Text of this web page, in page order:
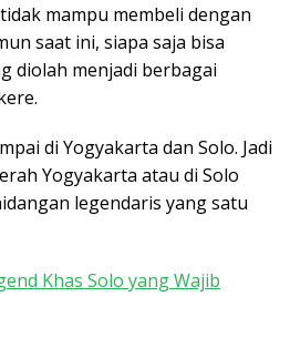
mampu membeli dengan
saat ini, siapa saja bisa
diolah menjadi berbagai
di Yogyakarta dan Solo. Jadi
Yogyakarta atau di Solo
legendaris yang satu
Khas Solo yang Wajib